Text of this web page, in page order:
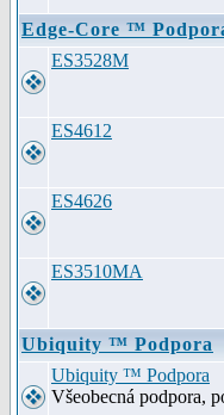
Edge-Core ™
ES3528M
ES4612
ES4626
ES3510MA
Ubiquity ™ Podpora
Ubiquity ™ Podpora
Všeobecná podpora,